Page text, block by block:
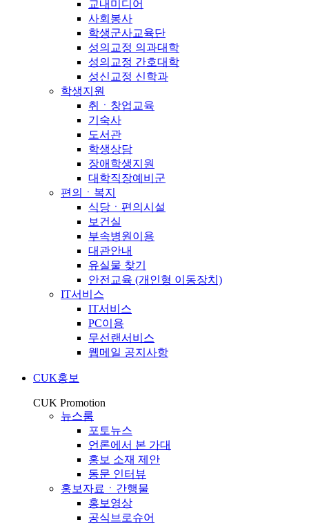
교내미디어
사회봉사
학생군사교육단
성의교정 의과대학
성의교정 간호대학
성신교정 신학과
학생지원
취ㆍ창업교육
기숙사
도서관
학생상담
장애학생지원
대학직장예비군
편의ㆍ복지
식당ㆍ편의시설
보건실
부속병원이용
대관안내
유실물 찾기
안전교육 (개인형 이동장치)
IT서비스
IT서비스
PC이용
무선랜서비스
웹메일 공지사항
CUK홍보
CUK Promotion
뉴스룸
포토뉴스
언론에서 본 가대
홍보 소재 제안
동문 인터뷰
홍보자료ㆍ간행물
홍보영상
공식브로슈어